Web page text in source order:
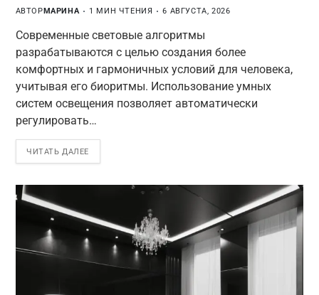
АВТОР МАРИНА 1 МИН ЧТЕНИЯ 6 АВГУСТА, 2026
Современные световые алгоритмы
разрабатываются с целью создания более
комфортных и гармоничных условий для человека,
учитывая его биоритмы. Использование умных
систем освещения позволяет автоматически
регулировать…
ЧИТАТЬ ДАЛЕЕ